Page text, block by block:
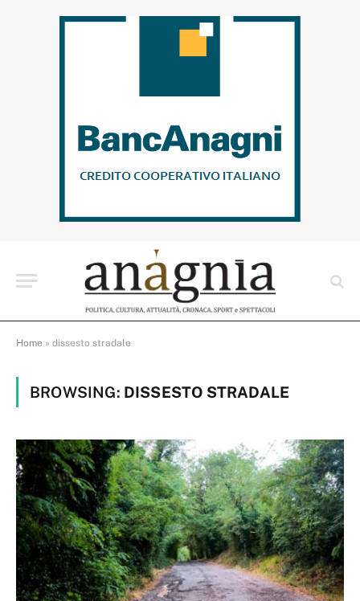
Home » dissesto stradale
BROWSING: DISSESTO STRADALE